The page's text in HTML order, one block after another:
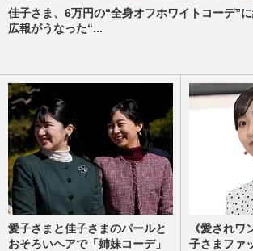
佳子さま、6万円の“全身オフホワイトコーデ”
広報がうなった“...
愛子さまと佳子さまのパールと
おそろいヘアで「姉妹コーデ」
《愛され
子さまファ